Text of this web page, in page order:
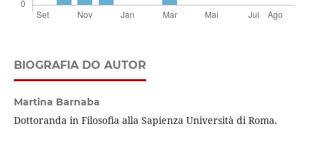
BIOGRAFIA DO AUTOR
Martina Barnaba
Dottoranda in Filosofia alla Sapienza Università di Roma.